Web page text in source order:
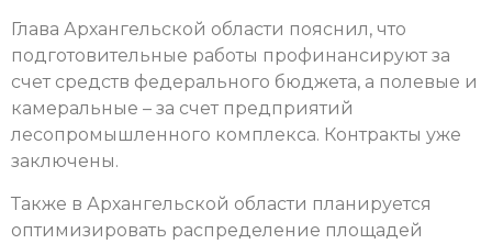
Глава Архангельской области пояснил, что
подготовительные работы профинансируют за
счет средств федерального бюджета, а полевые и
камеральные – за счет предприятий
лесопромышленного комплекса. Контракты уже
заключены.
Также в Архангельской области планируется
оптимизировать распределение площадей